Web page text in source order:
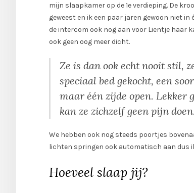
mijn slaapkamer op de 1e verdieping. De
geweest en ik een paar jaren gewoon niet
de intercom ook nog aan voor Lientje haar
ook geen oog meer dicht.
Ze is dan ook echt nooit stil,
speciaal bed gekocht, een
maar één zijde open. Lekker
kan ze zichzelf geen pijn doen.
We hebben ook nog steeds poortjes
lichten springen ook automatisch aan dus
Hoeveel slaap jij?